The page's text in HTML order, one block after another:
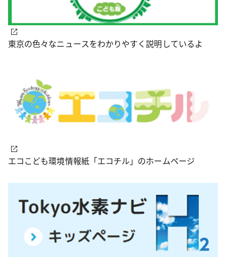
東京の色々なニュースをわかりやすく説明しているよ
エコこども環境情報紙「エコチル」のホームページ